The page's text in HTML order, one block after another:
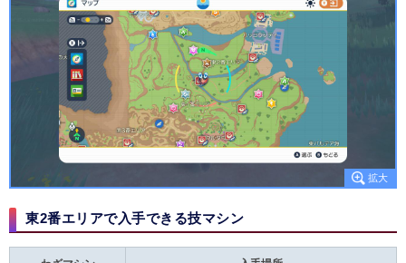
東2番エリアで入手できる技マシン